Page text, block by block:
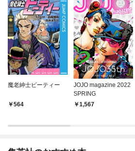
魔老紳士ビーティー
564
JOJO magazine 2022
SPRING
1,567